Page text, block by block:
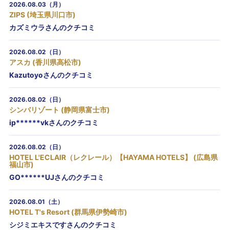
2026.08.03（月）
ZIPS (埼玉県川口市)
カズミウラさんのクチコミ
2026.08.02（日）
アスカ (香川県高松市)
Kazutoyoさんのクチコミ
2026.08.02（日）
シンバリゾート (静岡県富士市)
ip******vkさんのクチコミ
2026.08.02（日）
HOTEL L'ECLAIR（レクレール）【HAYAMA HOTELS】 (広島県
福山市)
GO******UJさんのクチコミ
2026.08.01（土）
HOTEL T's Resort (群馬県伊勢崎市)
シジミエキスですさんのクチコミ